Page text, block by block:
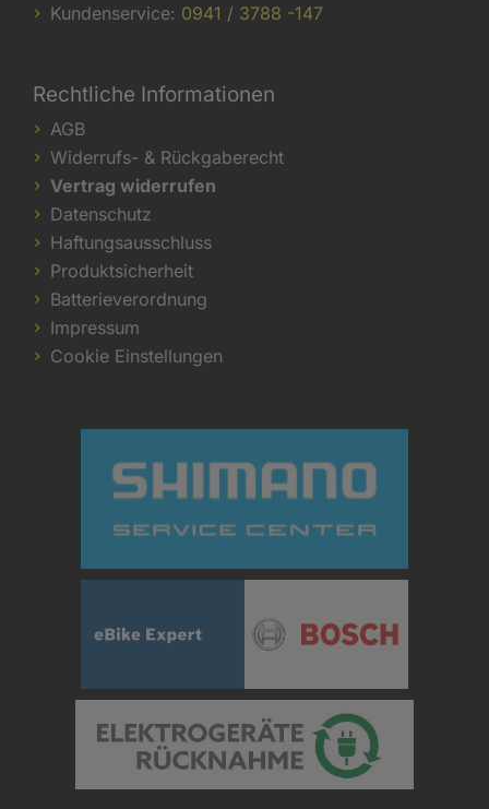
Kundenservice: 0941 / 3788 -147
Rechtliche Informationen
AGB
Widerrufs- & Rückgaberecht
Vertrag widerrufen
Datenschutz
Haftungsausschluss
Produktsicherheit
Batterieverordnung
Impressum
Cookie Einstellungen